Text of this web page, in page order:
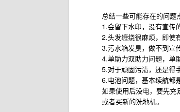
总结一些可能存在的问题
1.会留下水印，没有宣传
2.头发缠绕很麻烦，即使
3.污水箱发臭，做不到宣
4.单助力双助力问题，单
5.对于顽固污渍，还是得
6.电池问题，基本续航都
如果使用后没电，要先充
或者买新的洗地机。